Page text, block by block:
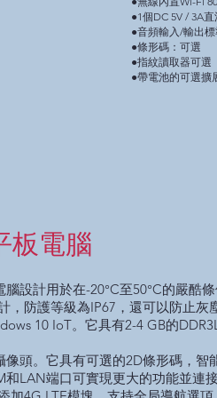
●1個DC 5V / 3A
●音頻輸入/輸出標
●條形碼：可選
●指紋讀取器可選
●帶電池的可選擴
板電腦
設計用於在-20°C至50°C的嚴酷
防護等級為IP67，還可以防止灰
10 IoT。它具有2-4 GB的
頭。它具有可選的2D條形碼，智
LAN端口可實現更大的功能並連接